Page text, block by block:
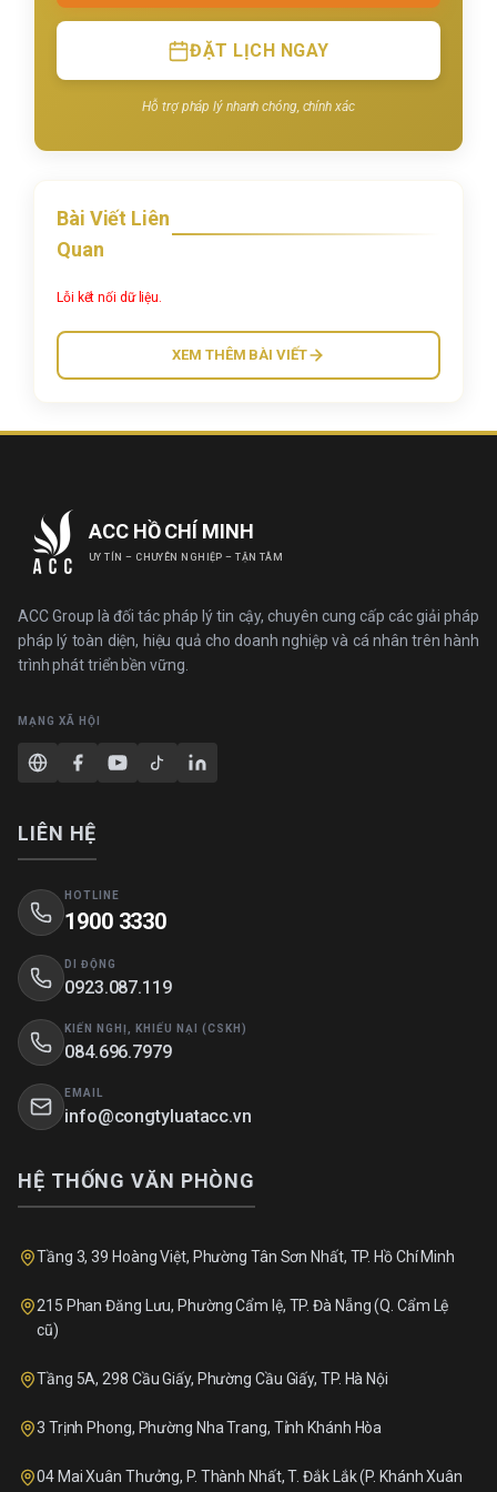
ĐẶT LỊCH NGAY
Hỗ trợ pháp lý nhanh chóng, chính xác
Bài Viết Liên
Quan
Lỗi kết nối dữ liệu.
XEM THÊM BÀI VIẾT
ACC HỒ CHÍ MINH
UY TÍN – CHUYÊN NGHIỆP – TẬN TÂM
ACC Group là đối tác pháp lý tin cậy, chuyên cung cấp các giải pháp
pháp lý toàn diện, hiệu quả cho doanh nghiệp và cá nhân trên hành
trình phát triển bền vững.
MẠNG XÃ HỘI
LIÊN HỆ
HOTLINE
1900 3330
DI ĐỘNG
0923.087.119
KIẾN NGHỊ, KHIẾU NẠI (CSKH)
084.696.7979
EMAIL
info@congtyluatacc.vn
HỆ THỐNG VĂN PHÒNG
Tầng 3, 39 Hoàng Việt, Phường Tân Sơn Nhất, TP. Hồ Chí Minh
215 Phan Đăng Lưu, Phường Cẩm lệ, TP. Đà Nẵng (Q. Cẩm Lệ
cũ)
Tầng 5A, 298 Cầu Giấy, Phường Cầu Giấy, TP. Hà Nội
3 Trịnh Phong, Phường Nha Trang, Tỉnh Khánh Hòa
04 Mai Xuân Thưởng, P. Thành Nhất, T. Đắk Lắk (P. Khánh Xuân